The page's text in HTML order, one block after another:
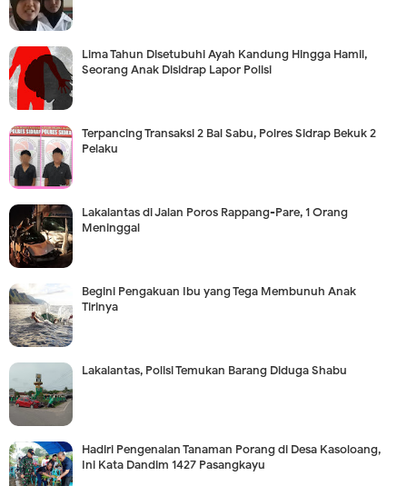
Lima Tahun Disetubuhi Ayah Kandung Hingga Hamil,
Seorang Anak Disidrap Lapor Polisi
Terpancing Transaksi 2 Bal Sabu, Polres Sidrap Bekuk 2
Pelaku
Lakalantas di Jalan Poros Rappang-Pare, 1 Orang
Meninggal
Begini Pengakuan Ibu yang Tega Membunuh Anak
Tirinya
Lakalantas, Polisi Temukan Barang Diduga Shabu
Hadiri Pengenalan Tanaman Porang di Desa Kasoloang,
Ini Kata Dandim 1427 Pasangkayu